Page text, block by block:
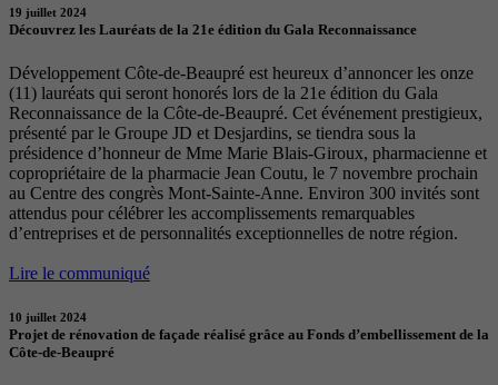
19 juillet 2024
Découvrez les Lauréats de la 21e édition du Gala Reconnaissance
Développement Côte-de-Beaupré est heureux d’annoncer les onze
(11) lauréats qui seront honorés lors de la 21e édition du Gala
Reconnaissance de la Côte-de-Beaupré. Cet événement prestigieux,
présenté par le Groupe JD et Desjardins, se tiendra sous la
présidence d’honneur de Mme Marie Blais-Giroux, pharmacienne et
copropriétaire de la pharmacie Jean Coutu, le 7 novembre prochain
au Centre des congrès Mont-Sainte-Anne. Environ 300 invités sont
attendus pour célébrer les accomplissements remarquables
d’entreprises et de personnalités exceptionnelles de notre région.
Lire le communiqué
10 juillet 2024
Projet de rénovation de façade réalisé grâce au Fonds d’embellissement de la
Côte-de-Beaupré